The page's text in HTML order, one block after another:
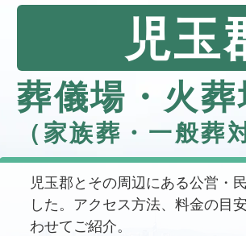
児玉
葬儀場・火
（家族葬・一般葬
児玉郡とその周辺にある公営・
した。アクセス方法、料金の目
わせてご紹介。